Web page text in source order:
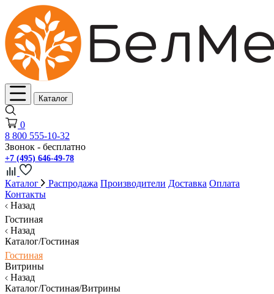
Каталог
0
8 800 555-10-32
Звонок - бесплатно
+7 (495) 646-49-78
Каталог Распродажа Производители Доставка Оплата
Контакты
Назад
Гостиная
Назад
Каталог/Гостиная
Гостиная
Витрины
Назад
Каталог/Гостиная/Витрины